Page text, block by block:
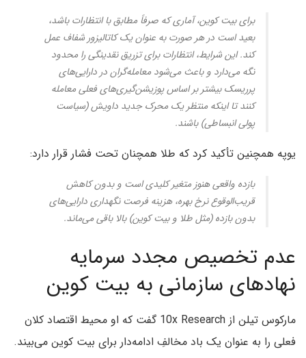
برای بیت کوین، آماری که صرفاً مطابق با انتظارات باشد،
بعید است در هر صورت به عنوان یک کاتالیزور شفاف عمل
کند. این شرایط، انتظارات برای تزریق نقدینگی را محدود
نگه می‌دارد و باعث می‌شود معامله‌گران در دارایی‌های
پرریسک بیشتر بر اساس پوزیشن‌گیری‌های فعلی معامله
کنند تا اینکه منتظر یک محرک جدید داویش (سیاست
پولی انبساطی) باشند.
یوپه همچنین تأکید کرد که طلا همچنان تحت فشار قرار دارد:
بازده واقعی هنوز متغیر کلیدی است و بدون کاهش
قریب‌الوقوع نرخ بهره، هزینه فرصت نگهداری دارایی‌های
بدون بازده (مثل طلا و بیت کوین) بالا باقی می‌ماند.
عدم تخصیص مجدد سرمایه
نهادهای سازمانی به بیت کوین
مارکوس تیلن از 10x Research گفت که او محیط اقتصاد کلان
فعلی را به عنوان یک باد مخالفِ ادامه‌دار برای بیت کوین می‌بیند.